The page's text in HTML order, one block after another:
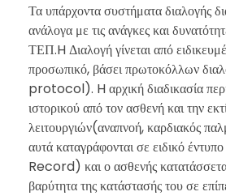
Τα υπάρχοντα συστήματα διαλογής
ανάλογα με τις ανάγκες και
ΤΕΠ.H Διαλογή γίνεται από
προσωπικό, βάσει πρωτοκόλλων
protocol). H αρχική διαδικασία
ιστορικού από τον ασθενή και την
λειτουργιών(αναπνοή, καρδιακός
αυτά καταγράφονται σε ειδικό
Record) και ο ασθενής
βαρύτητα της κατάστασής του σε